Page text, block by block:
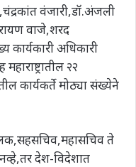
वंजारी,डॉ.अंजली
वाजे,शरद
कार्यकारी अधिकारी
२२
कार्यकर्ते मोठ्या संख्येने
ते
देश-विदेशात